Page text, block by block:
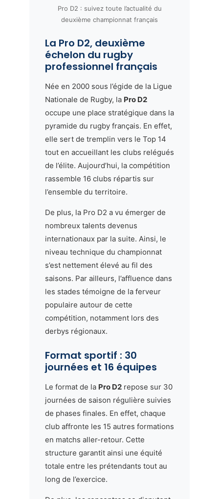
Pro D2 : suivez toute l’actualité du
deuxième championnat français
La Pro D2, deuxième
échelon du rugby
professionnel français
Née en 2000 sous l’égide de la Ligue
Nationale de Rugby, la Pro D2
occupe une place stratégique dans la
pyramide du rugby français. En effet,
elle sert de tremplin vers le Top 14
tout en accueillant les clubs relégués
de l’élite. Aujourd’hui, la compétition
rassemble 16 clubs répartis sur
l’ensemble du territoire.
De plus, la Pro D2 a vu émerger de
nombreux talents devenus
internationaux par la suite. Ainsi, le
niveau technique du championnat
s’est nettement élevé au fil des
saisons. Par ailleurs, l’affluence dans
les stades témoigne de la ferveur
populaire autour de cette
compétition, notamment lors des
derbys régionaux.
Format sportif : 30
journées et 16 équipes
Le format de la Pro D2repose sur 30
journées de saison régulière suivies
de phases finales. En effet, chaque
club affronte les 15 autres formations
en matchs aller-retour. Cette
structure garantit ainsi une équité
totale entre les prétendants tout au
long de l’exercice.